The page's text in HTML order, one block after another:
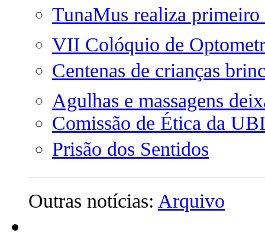
TunaMus realiza
VII Colóquio de
Centenas de crianças
Agulhas e massagens
Comissão de Ética da
Prisão dos Sentidos
Outras notícias: Arquivo